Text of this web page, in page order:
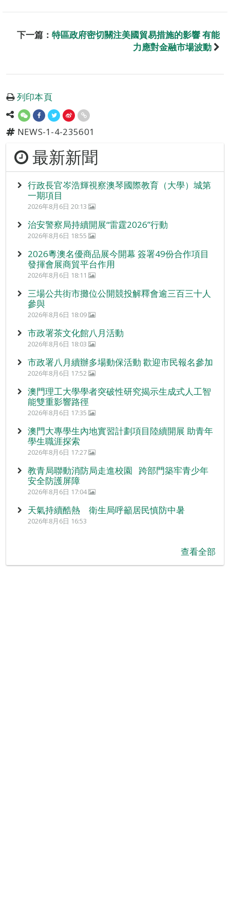
下一篇： 特區政府密切關注美國貿易措施的影響 有能
力應對金融市場波動
列印本頁
NEWS-1-4-235601
最新新聞
行政長官岑浩輝視察澳琴國際教育（大學）城第
一期項目
2026年8月6日 20:13
治安警察局持續開展“雷霆2026”行動
2026年8月6日 18:55
2026粵澳名優商品展今開幕 簽署49份合作項目
發揮會展商貿平台作用
2026年8月6日 18:11
三場公共街市攤位公開競投解釋會逾三百三十人
參與
2026年8月6日 18:09
市政署茶文化館八月活動
2026年8月6日 18:03
市政署八月續辦多場動保活動 歡迎市民報名參加
2026年8月6日 17:52
澳門理工大學學者突破性研究揭示生成式人工智
能雙重影響路徑
2026年8月6日 17:35
澳門大專學生內地實習計劃項目陸續開展 助青年
學生職涯探索
2026年8月6日 17:27
教青局聯動消防局走進校園 跨部門築牢青少年
安全防護屏障
2026年8月6日 17:04
天氣持續酷熱 衛生局呼籲居民慎防中暑
2026年8月6日 16:53
查看全部